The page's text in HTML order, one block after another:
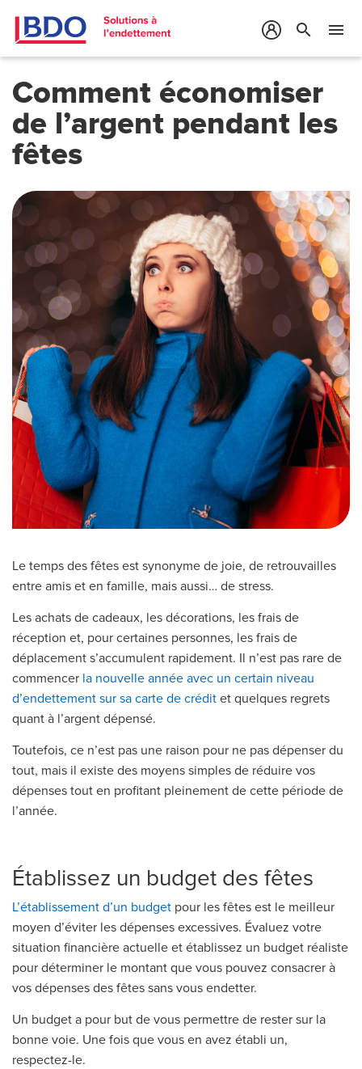
search menu
Comment économiser
de l’argent pendant les
fêtes
Le temps des fêtes est synonyme de joie, de retrouvailles
entre amis et en famille, mais aussi… de stress.
Les achats de cadeaux, les décorations, les frais de
réception et, pour certaines personnes, les frais de
déplacement s’accumulent rapidement. Il n’est pas rare de
commencer la nouvelle année avec un certain niveau
d’endettement sur sa carte de crédit et quelques regrets
quant à l’argent dépensé.
Toutefois, ce n’est pas une raison pour ne pas dépenser du
tout, mais il existe des moyens simples de réduire vos
dépenses tout en profitant pleinement de cette période de
l’année.
Établissez un budget des fêtes
L’établissement d’un budget pour les fêtes est le meilleur
moyen d’éviter les dépenses excessives. Évaluez votre
situation financière actuelle et établissez un budget réaliste
pour déterminer le montant que vous pouvez consacrer à
vos dépenses des fêtes sans vous endetter.
Un budget a pour but de vous permettre de rester sur la
bonne voie. Une fois que vous en avez établi un,
respectez-le.